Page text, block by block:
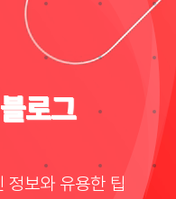
로그
보와 유용한 팁